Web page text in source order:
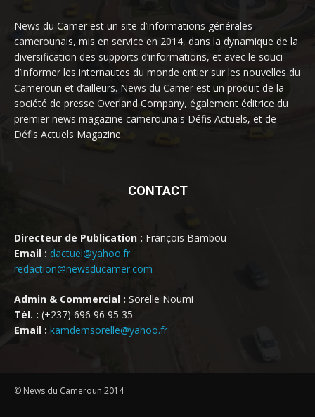
News du Camer est un site d’informations générales
camerounais, mis en service en 2014, dans la dynamique de la
diversification des supports d’informations, et avec le souci
d’informer les internautes du monde entier sur les nouvelles du
Cameroun et d’ailleurs. News du Camer est un produit de la
société de presse Overland Company, également éditrice du
premier news magazine camerounais Défis Actuels, et de
Défis Actuels Magazine.
CONTACT
Directeur de Publication : François Bambou
Email : dactuel@yahoo.fr
redaction@newsducamer.com
Admin & Commercial : Sorelle Noumi
Tél. : (+237) 696 96 95 35
Email : kamdemsorelle@yahoo.fr
© News du Cameroun 2014